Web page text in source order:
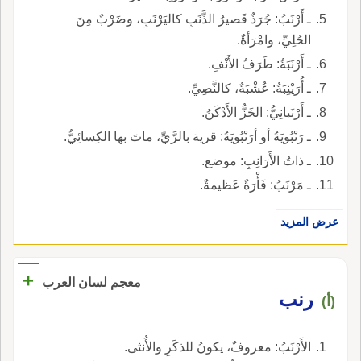
ـ أَرْنَبُ: جُرَذٌ قَصيرُ الذَّنَبِ كاليَرْنَبِ، وضَرْبٌ مِنَ
الحُلِيِّ، وامْرَأةٌ.
ـ أَرْنَبَةُ: طَرَفُ الأَنْفِ.
ـ أُرَيْنِبَةُ: عُشْبَةٌ، كالنَّصِيِّ.
ـ أَرْنَبانِيُّ: الخَزُّ الأَدْكَنُ.
ـ رَنْبُويَةُ أو أرَنْبُويَةُ: قرية بالرَّيِّ، ماتَ بها الكِسائِيُّ.
ـ ذاتُ الأَرَانِبِ: موضع.
ـ مَرْنَبُ: فَأْرَةٌ عَظيمةٌ.
عرض المزيد
معجم لسان العرب +
(أ) رنب
الأَرْنَبُ: معروفٌ، يكونُ للذكَرِ والأُنثى.